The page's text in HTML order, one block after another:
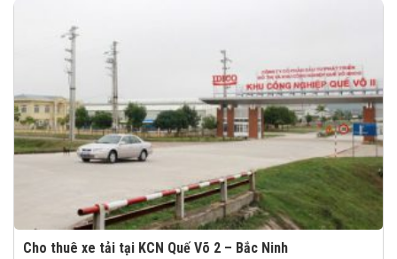
Cho thuê xe tải tại KCN Quế Võ 2 – Bắc Ninh